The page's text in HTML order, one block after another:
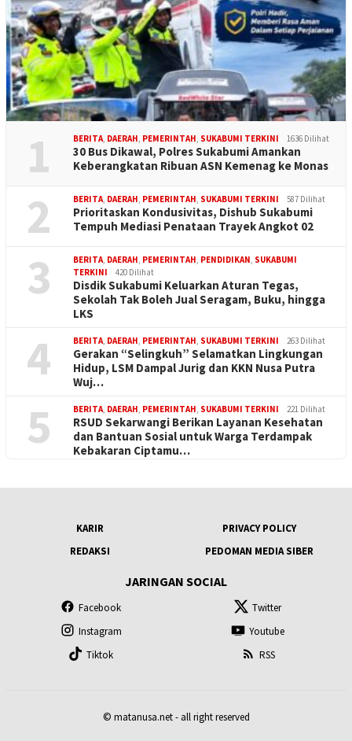
1 BERITA DAERAH PEMERINTAH SUKABUMI TERKINI 1636 Dilihat
30 Bus Dikawal, Polres Sukabumi Amankan
Keberangkatan Ribuan ASN Kemenag ke Monas
2 BERITA DAERAH PEMERINTAH SUKABUMI TERKINI 587 Dilihat
Prioritaskan Kondusivitas, Dishub Sukabumi
Tempuh Mediasi Penataan Trayek Angkot 02
3 BERITA DAERAH PEMERINTAH PENDIDIKAN SUKABUMI
TERKINI
420 Dilihat
Disdik Sukabumi Keluarkan Aturan Tegas,
Sekolah Tak Boleh Jual Seragam, Buku, hingga
LKS
4 BERITA DAERAH PEMERINTAH SUKABUMI TERKINI 263 Dilihat
Gerakan “Selingkuh” Selamatkan Lingkungan
Hidup, LSM Dampal Jurig dan KKN Nusa Putra
Wuj…
5 BERITA DAERAH PEMERINTAH SUKABUMI TERKINI 221 Dilihat
RSUD Sekarwangi Berikan Layanan Kesehatan
dan Bantuan Sosial untuk Warga Terdampak
Kebakaran Ciptamu…
KARIR
PRIVACY POLICY
REDAKSI
PEDOMAN MEDIA SIBER
JARINGAN SOCIAL
Facebook
Twitter
Instagram
Youtube
Tiktok
RSS
© matanusa.net - all right reserved